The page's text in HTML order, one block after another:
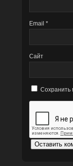
Email *
Сайт
Сохранить